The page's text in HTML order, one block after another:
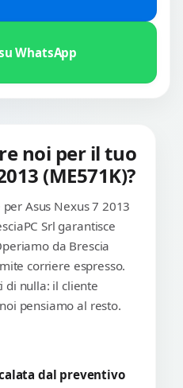
WhatsApp
noi per il tuo
(ME571K)?
Asus Nexus 7 2013
Srl garantisce
da Brescia
corriere espresso.
di nulla: il cliente
pensiamo al resto.
dal preventivo